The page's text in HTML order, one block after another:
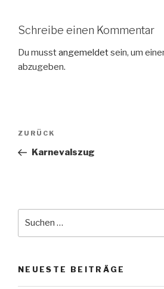
Schreibe einen Kommentar
Du musstangemeldetsein, um
abzugeben.
Beitragsnavigation
Vorheriger
Beitrag
ZURÜCK
Karnevalszug
NEUESTE BEITRÄGE